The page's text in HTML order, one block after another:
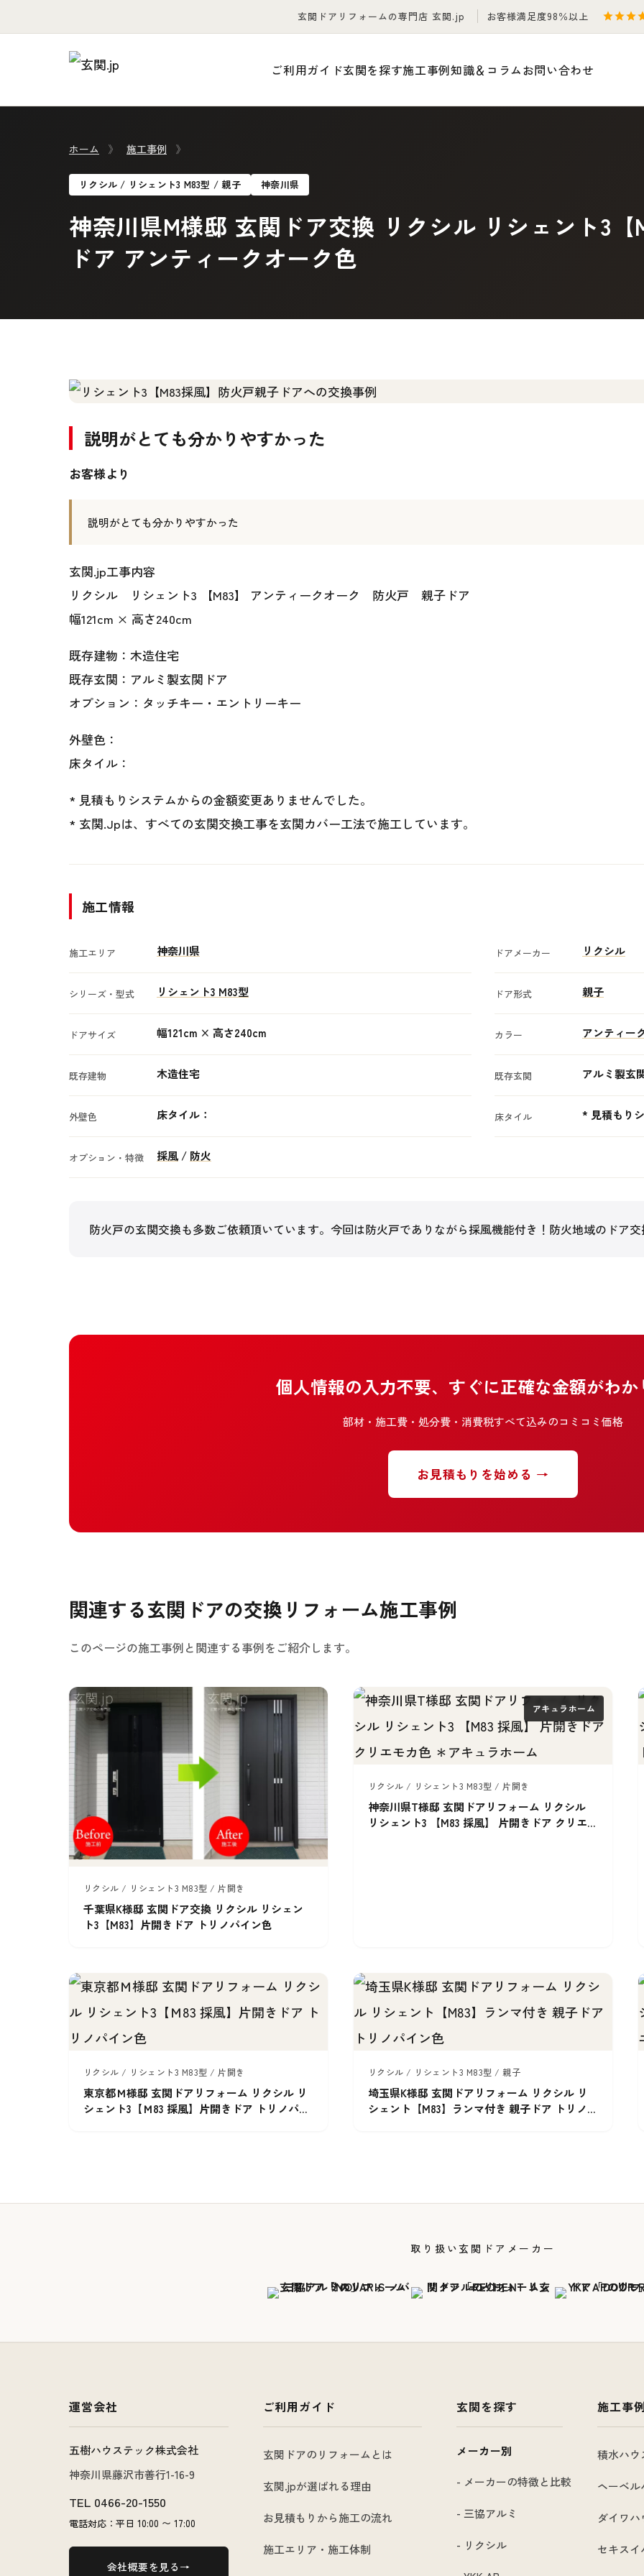
玄関ドアリフォームの専門店 玄関.jp お客様満足度98％以上
ご利用ガイド玄関を探す施工事例知識＆コラムお問い合わせ
ホーム 》 施工事例 》
リクシル / リシェント3 M83型 / 親子 神奈川県
神奈川県M様邸 玄関ドア交換 リクシル リシェント3
ドア アンティークオーク色
説明がとても分かりやすかった
お客様より
説明がとても分かりやすかった
玄関.jp工事内容
リクシル リシェント3 【M83】 アンティークオーク 防火戸 親子ドア
幅121cm × 高さ240cm
既存建物：木造住宅
既存玄関：アルミ製玄関ドア
オプション：タッチキー・エントリーキー
外壁色：
床タイル：
* 見積もりシステムからの金額変更ありませんでした。
* 玄関.Jpは、すべての玄関交換工事を玄関カバー工法で施工しています。
施工情報
施工エリア 神奈川県 ドアメーカー リクシル
シリーズ・型式 リシェント3 M83型 ドア形式 親子
ドアサイズ 幅121cm × 高さ240cm カラー アンティー
既存建物 木造住宅 既存玄関 アルミ製玄
外壁色 床タイル： 床タイル * 見積もり
オプション・特徴 採風/ 防火
防火戸の玄関交換も多数ご依頼頂いています。今回は防火戸でありながら採風機能付き！防火地域のドア
個人情報の入力不要、すぐに正確な金額がわか
部材・施工費・処分費・消費税すべて込みのコミコミ価格
お見積もりを始める →
関連する玄関ドアの交換リフォーム施工事例
このページの施工事例と関連する事例をご紹介します。
リクシル / リシェント3 M83型 / 片開き
千葉県K様邸 玄関ドア交換 リクシル リシェン
ト3【M83】片開きドア トリノパイン色
アキュラホーム
リクシル / リシェント3 M83型 / 片開き
神奈川県T様邸 玄関ドアリフォーム リクシル
リシェント3 【M83 採風】 片開きドア クリエモ
リクシル / リシェント3 M83型 / 片開き
東京都Ｍ様邸 玄関ドアリフォーム リクシル リ
シェント3【Ｍ83 採風】片開きドア トリノパイ
リクシル / リシェント3 M83型 / 親子
埼玉県K様邸 玄関ドアリフォーム リクシル リ
シェント【M83】ランマ付き 親子ドア トリノパ
取り扱い玄関ドアメーカー
運営会社
五樹ハウステック株式会社
神奈川県藤沢市善行1-16-9
TEL 0466-20-1550
電話対応：平日 10:00 〜 17:00
会社概要を見る
ご利用ガイド
玄関ドアのリフォームとは
玄関.jpが選ばれる理由
お見積もりから施工の流れ
施工エリア・施工体制
玄関を探す
メーカー別
- メーカーの特徴と比較
- 三協アルミ
- リクシル
施工事
積水ハウ
ヘーベル
ダイワハ
セキスイ